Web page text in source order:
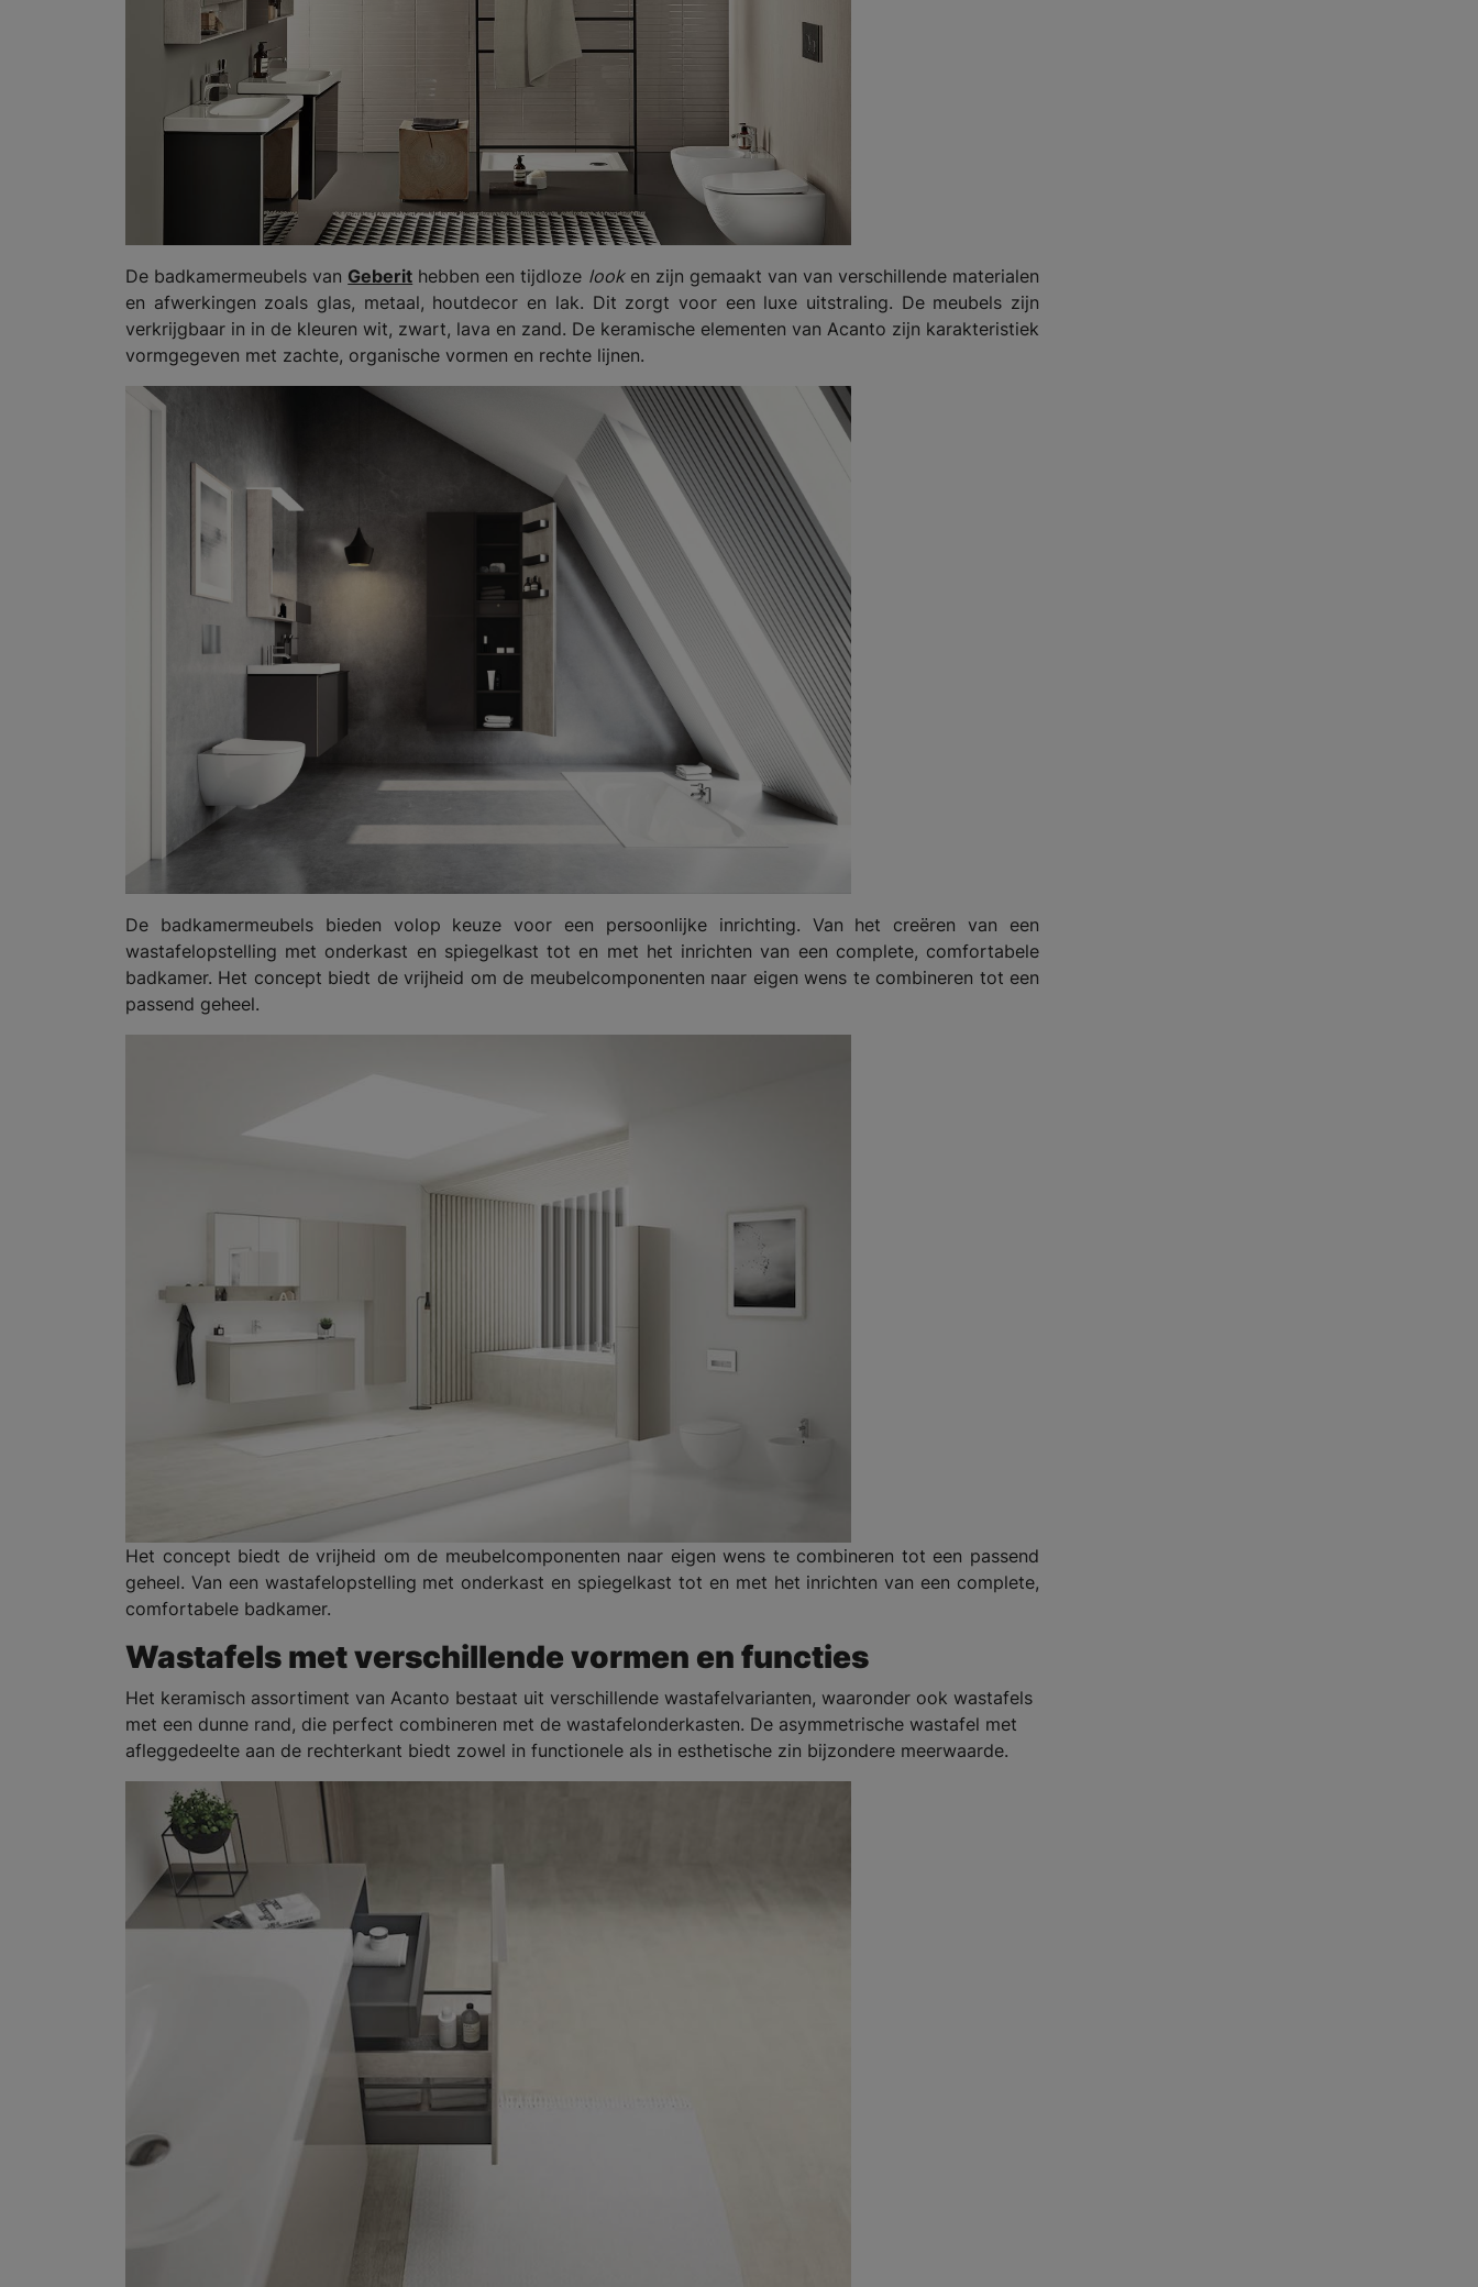
De badkamermeubels van Geberit hebben een tijdloze looken zijn gemaakt van van verschillende materialen
en afwerkingen zoals glas, metaal, houtdecor en lak. Dit zorgt voor een luxe uitstraling. De meubels zijn
verkrijgbaar in in de kleuren wit, zwart, lava en zand. De keramische elementen van Acanto zijn karakteristiek
vormgegeven met zachte, organische vormen en rechte lijnen.
De badkamermeubels bieden volop keuze voor een persoonlijke inrichting. Van het creëren van een
wastafelopstelling met onderkast en spiegelkast tot en met het inrichten van een complete, comfortabele
badkamer. Het concept biedt de vrijheid om de meubelcomponenten naar eigen wens te combineren tot een
passend geheel.
Het concept biedt de vrijheid om de meubelcomponenten naar eigen wens te combineren tot een passend
geheel. Van een wastafelopstelling met onderkast en spiegelkast tot en met het inrichten van een complete,
comfortabele badkamer.
Wastafels met verschillende vormen en functies
Het keramisch assortiment van Acanto bestaat uit verschillende wastafelvarianten, waaronder ook wastafels
met een dunne rand, die perfect combineren met de wastafelonderkasten. De asymmetrische wastafel met
afleggedeelte aan de rechterkant biedt zowel in functionele als in esthetische zin bijzondere meerwaarde.